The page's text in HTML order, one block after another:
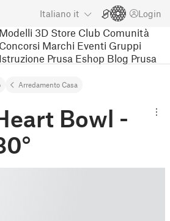
Italiano it Login
Modelli 3D Store Club Comunità
Concorsi Marchi Eventi Gruppi
Istruzione Prusa Eshop Blog Prusa
Arredamento Casa
Bowl -